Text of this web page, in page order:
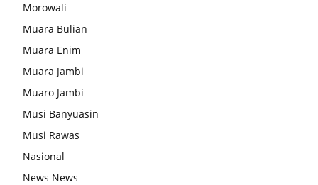
Morowali
Muara Bulian
Muara Enim
Muara Jambi
Muaro Jambi
Musi Banyuasin
Musi Rawas
Nasional
News News